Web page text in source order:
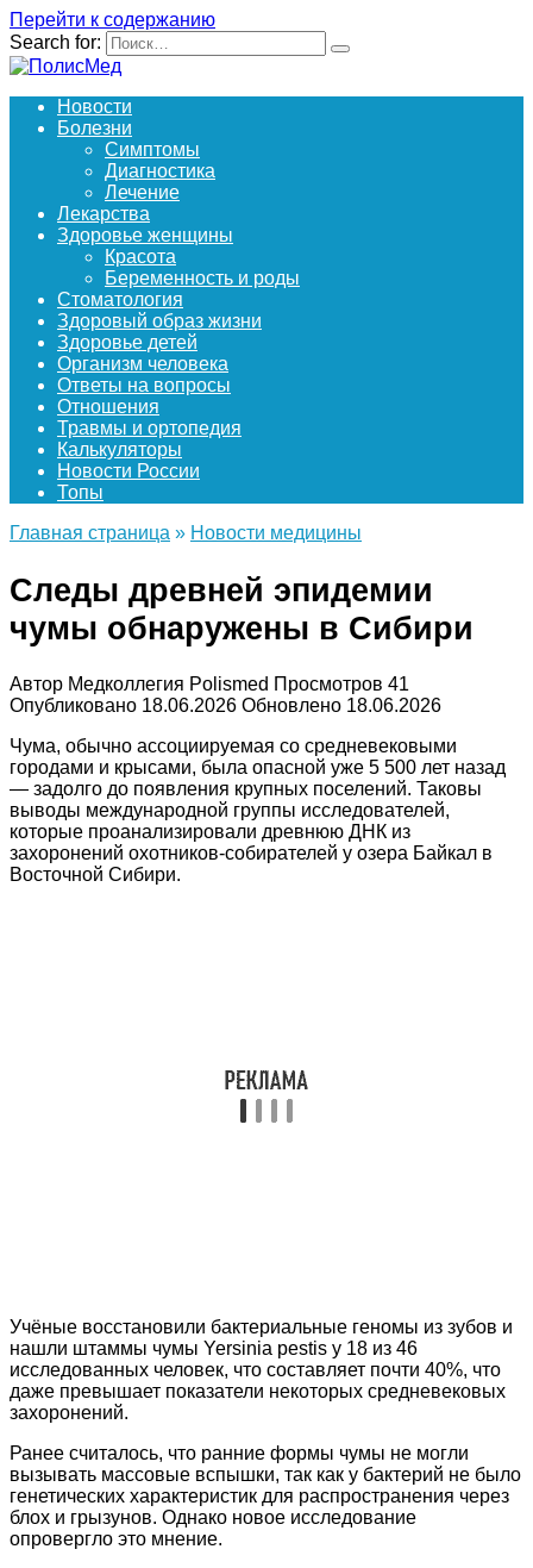
Перейти к содержанию
Search for:
Новости
Болезни
Симптомы
Диагностика
Лечение
Лекарства
Здоровье женщины
Красота
Беременность и роды
Стоматология
Здоровый образ жизни
Здоровье детей
Организм человека
Ответы на вопросы
Отношения
Травмы и ортопедия
Калькуляторы
Новости России
Топы
Главная страница » Новости медицины
Следы древней эпидемии
чумы обнаружены в Сибири
Автор Медколлегия Polismed Просмотров 41
Опубликовано 18.06.2026 Обновлено 18.06.2026
Чума, обычно ассоциируемая со средневековыми
городами и крысами, была опасной уже 5 500 лет назад
— задолго до появления крупных поселений. Таковы
выводы международной группы исследователей,
которые проанализировали древнюю ДНК из
захоронений охотников-собирателей у озера Байкал в
Восточной Сибири.
Учёные восстановили бактериальные геномы из зубов и
нашли штаммы чумы Yersinia pestis у 18 из 46
исследованных человек, что составляет почти 40%, что
даже превышает показатели некоторых средневековых
захоронений.
Ранее считалось, что ранние формы чумы не могли
вызывать массовые вспышки, так как у бактерий не было
генетических характеристик для распространения через
блох и грызунов. Однако новое исследование
опровергло это мнение.